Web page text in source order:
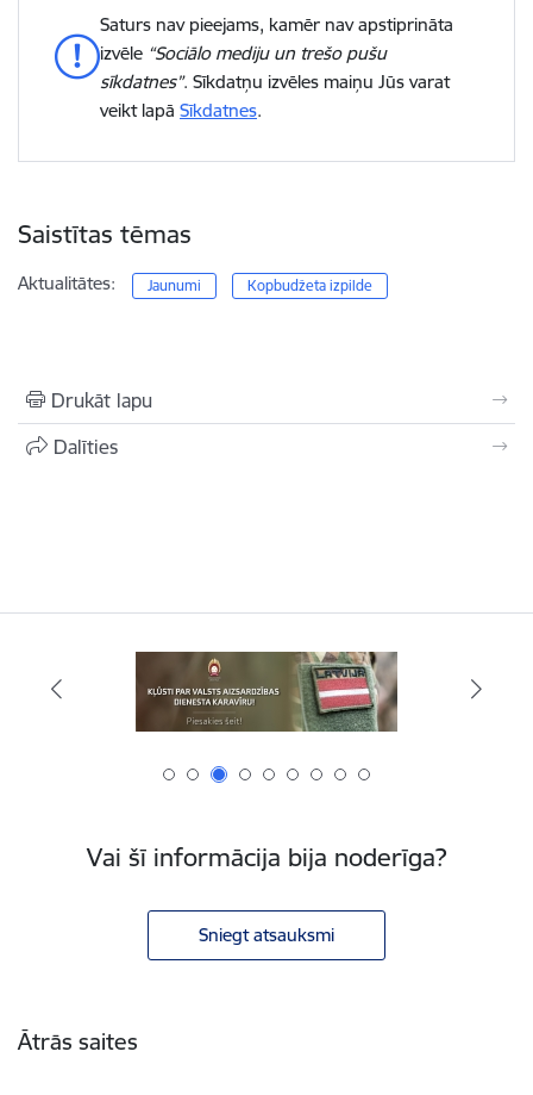
Saturs nav pieejams, kamēr nav apstiprināta
izvēle “Sociālo mediju un trešo pušu
sīkdatnes”. Sīkdatņu izvēles maiņu Jūs varat
veikt lapā Sīkdatnes.
Saistītas tēmas
Aktualitātes: Jaunumi Kopbudžeta izpilde
Drukāt lapu
Dalīties
Vai šī informācija bija noderīga?
Sniegt atsauksmi
Ātrās saites